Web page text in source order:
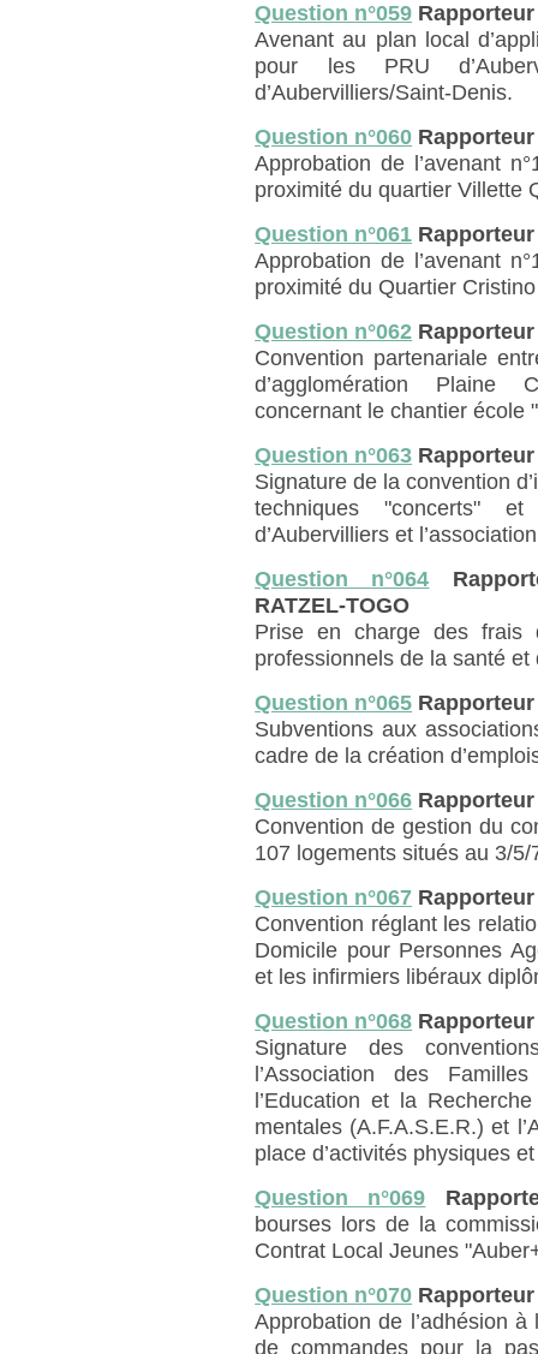
Question n°059 Rapporteur
Avenant au plan local
pour les PRU
d’Aubervilliers/Saint-Denis.
Question n°060 Rapporteur
Approbation de l’avenant
proximité du quartier Villette
Question n°061 Rapporteur
Approbation de l’avenant
proximité du Quartier
Question n°062
Convention partenariale
d’agglomération Plaine
concernant le chantier école
Question n°063
Signature de la convention
techniques "concerts"
d’Aubervilliers et
Question n°064
RATZEL-TOGO
Prise en charge des frais
professionnels de la santé
Question n°065
Subventions aux
cadre de la création
Question n°066
Convention de gestion du
107 logements situés au 3/
Question n°067
Convention réglant les
Domicile pour Personnes
et les infirmiers libéraux
Question n°068
Signature des
l’Association des
l’Education et la
mentales (A.F.A.S.E.R.) et
place d’activités physiques
Question n°069
bourses lors de la
Contrat Local Jeunes
Question n°070
Approbation de l’adhésion
de commandes pour la